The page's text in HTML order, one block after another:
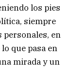
los pies
siempre
personales, en
que pasa en
mirada y un